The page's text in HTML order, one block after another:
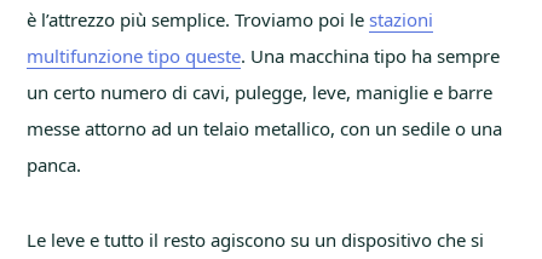
è l’attrezzo più semplice. Troviamo poi lestazioni
multifunzione tipo queste. Una macchina tipo ha sempre
un certo numero di cavi, pulegge, leve, maniglie e barre
messe attorno ad un telaio metallico, con un sedile o una
panca.
Le leve e tutto il resto agiscono su un dispositivo che si